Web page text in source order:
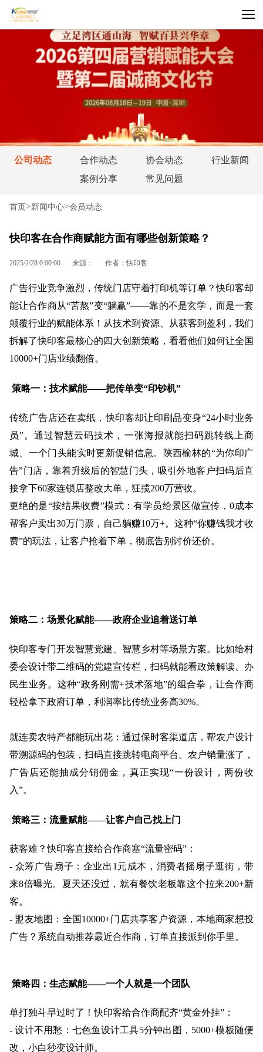
公司动态 合作动态 协会动态
行业新闻
案例分享
常见问题
首页>新闻中心>会员动态
快印客在合作商赋能方面有哪些创新策略？
2025/2/28 0:00:00 来源： 作者：快印客
广告行业竞争激烈，传统门店守着打印机等订单？快印客却
能让合作商从“苦熬”变“躺赢”——靠的不是玄学，而是一套
颠覆行业的赋能体系！从技术到资源、从获客到盈利，我们
拆解了快印客最核心的四大创新策略，看看他们如何让全国
10000+门店业绩翻倍。
策略一：技术赋能——把传单变“印钞机”
传统广告店还在卖纸，快印客却让印刷品变身“24小时业务
员”。通过智慧云码技术，一张海报就能扫码跳转线上商
城、一个门头能实时更新促销信息。陕西榆林的“为你印广
告”门店，靠着升级后的智慧门头，吸引外地客户扫码后直
接拿下60家连锁店整改大单，狂揽200万营收。
更绝的是“按结果收费”模式：有学员给景区做宣传，0成本
帮客户卖出30万门票，自己躺赚10万+。这种“你赚钱我才收
费”的玩法，让客户抢着下单，彻底告别讨价还价。
策略二：场景化赋能——政府企业追着送订单
快印客专门开发智慧党建、智慧乡村等场景方案。比如给村
委会设计带二维码的党建宣传栏，扫码就能看政策解读、办
民生业务。这种“政务刚需+技术落地”的组合拳，让合作商
轻松拿下政府订单，利润率比传统业务高30%。
就连卖农特产都能玩出花：通过保时客渠道店，帮农户设计
带溯源码的包装，扫码直接跳转电商平台。农户销量涨了，
广告店还能抽成分销佣金，真正实现“一份设计，两份收
入”。
策略三：流量赋能——让客户自己找上门
获客难？快印客直接给合作商塞“流量密码”：
- 众筹广告扇子：企业出1元成本，消费者摇扇子逛街，带
来8倍曝光。夏天还没过，就有餐饮老板靠这个拉来200+新
客。
- 盟友地图：全国10000+门店共享客户资源，本地商家想投
广告？系统自动推荐最近合作商，订单直接派到你手里。
策略四：生态赋能——一个人就是一个团队
单打独斗早过时了！快印客给合作商配齐“黄金外挂”：
- 设计不用愁：七色鱼设计工具5分钟出图，5000+模板随便
改，小白秒变设计师。